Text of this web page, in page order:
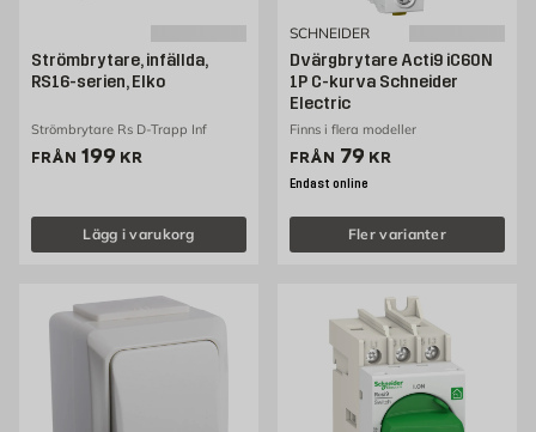
Strömbrytare, infällda,
RS16-serien, Elko
Strömbrytare Rs D-Trapp Inf
FRÅN Pris 199 kr
199 KR
Lägg i varukorg
SCHNEIDER
Dvärgbrytare Acti9 iC60N
1P C-kurva Schneider
Electric
Finns i flera modeller
FRÅN Pris 79 kr
79 KR
Endast online
Fler varianter